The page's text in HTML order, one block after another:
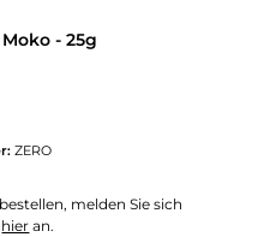
- 25g
ZERO
melden Sie sich
hier an.